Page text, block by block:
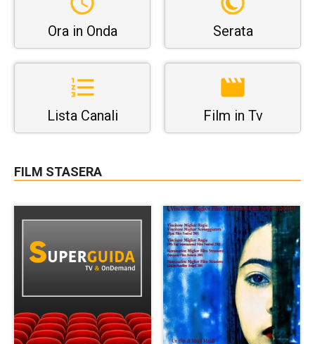
Ora in Onda Serata
Lista Canali Film in Tv
FILM STASERA